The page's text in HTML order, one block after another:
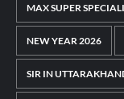
MAX SUPER
NEW YEAR 2026
SIR IN